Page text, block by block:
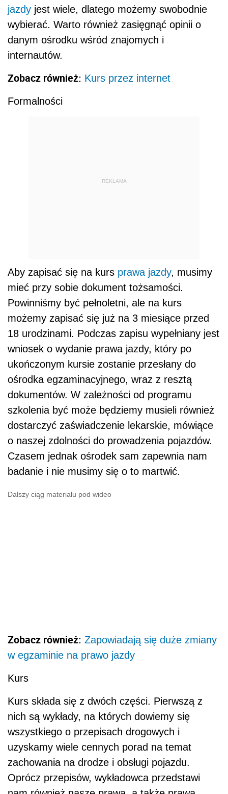
jazdy jest wiele, dlatego możemy swobodnie
wybierać. Warto również zasięgnąć opinii o
danym ośrodku wśród znajomych i
internautów.
Zobacz również: Kurs przez internet
Formalności
REKLAMA
Aby zapisać się na kurs prawa jazdy, musimy
mieć przy sobie dokument tożsamości.
Powinniśmy być pełnoletni, ale na kurs
możemy zapisać się już na 3 miesiące przed
18 urodzinami. Podczas zapisu wypełniany jest
wniosek o wydanie prawa jazdy, który po
ukończonym kursie zostanie przesłany do
ośrodka egzaminacyjnego, wraz z resztą
dokumentów. W zależności od programu
szkolenia być może będziemy musieli również
dostarczyć zaświadczenie lekarskie, mówiące
o naszej zdolności do prowadzenia pojazdów.
Czasem jednak ośrodek sam zapewnia nam
badanie i nie musimy się o to martwić.
Dalszy ciąg materiału pod wideo
Zobacz również: Zapowiadają się duże zmiany
w egzaminie na prawo jazdy
Kurs
Kurs składa się z dwóch części. Pierwszą z
nich są wykłady, na których dowiemy się
wszystkiego o przepisach drogowych i
uzyskamy wiele cennych porad na temat
zachowania na drodze i obsługi pojazdu.
Oprócz przepisów, wykładowca przedstawi